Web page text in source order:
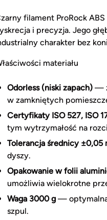
filament ProRock
i precyzja. Jego
charakter bez
materiału
Odorless (niski zapach) —
w zamkniętych
Certyfikaty ISO 527, ISO
tym wytrzymałość na
Tolerancja średnicy ±0,05
dyszy.
Opakowanie w folii
umożliwia wielokrotne
Waga 3000 g — optymalna
szpul.